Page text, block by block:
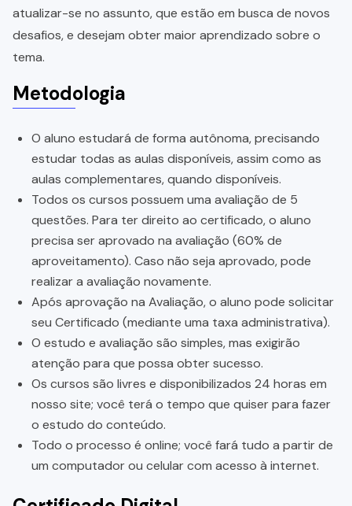
atualizar-se no assunto, que estão em busca de novos
desafios, e desejam obter maior aprendizado sobre o
tema.
Metodologia
O aluno estudará de forma autônoma, precisando
estudar todas as aulas disponíveis, assim como as
aulas complementares, quando disponíveis.
Todos os cursos possuem uma avaliação de 5
questões. Para ter direito ao certificado, o aluno
precisa ser aprovado na avaliação (60% de
aproveitamento). Caso não seja aprovado, pode
realizar a avaliação novamente.
Após aprovação na Avaliação, o aluno pode solicitar
seu Certificado (mediante uma taxa administrativa).
O estudo e avaliação são simples, mas exigirão
atenção para que possa obter sucesso.
Os cursos são livres e disponibilizados 24 horas em
nosso site; você terá o tempo que quiser para fazer
o estudo do conteúdo.
Todo o processo é online; você fará tudo a partir de
um computador ou celular com acesso à internet.